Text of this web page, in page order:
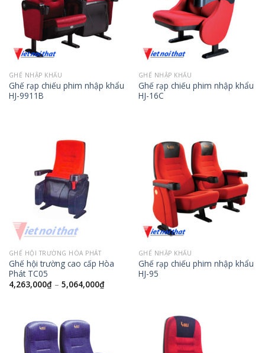
GHẾ NHẬP KHẨU
Ghế rạp chiếu phim nhập khẩu
HJ-9911B
GHẾ NHẬP KHẨU
Ghế rạp chiếu phim nhập khẩu
HJ-16C
GHẾ HỘI TRƯỜNG HÒA PHÁT
Ghế hội trường cao cấp Hòa
Phát TC05
4,263,000₫– 5,064,000₫
GHẾ NHẬP KHẨU
Ghế rạp chiếu phim nhập khẩu
HJ-95